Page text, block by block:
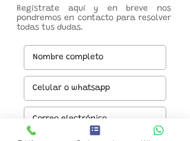
Regístrate aquí y en breve nos
pondremos en contacto para resolver
todas tus dudas.